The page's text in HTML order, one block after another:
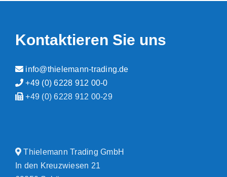
Kontaktieren Sie uns
info@thielemann-trading.de
+49 (0) 6228 912 00-0
+49 (0) 6228 912 00-29
Thielemann Trading GmbH
In den Kreuzwiesen 21